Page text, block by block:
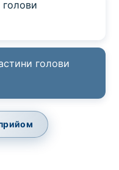
голови
голови